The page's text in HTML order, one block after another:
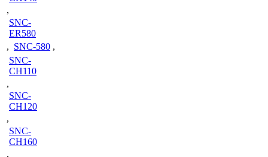
,
SNC-
ER580
, SNC-580 ,
SNC-
CH110
,
SNC-
CH120
,
SNC-
CH160
,